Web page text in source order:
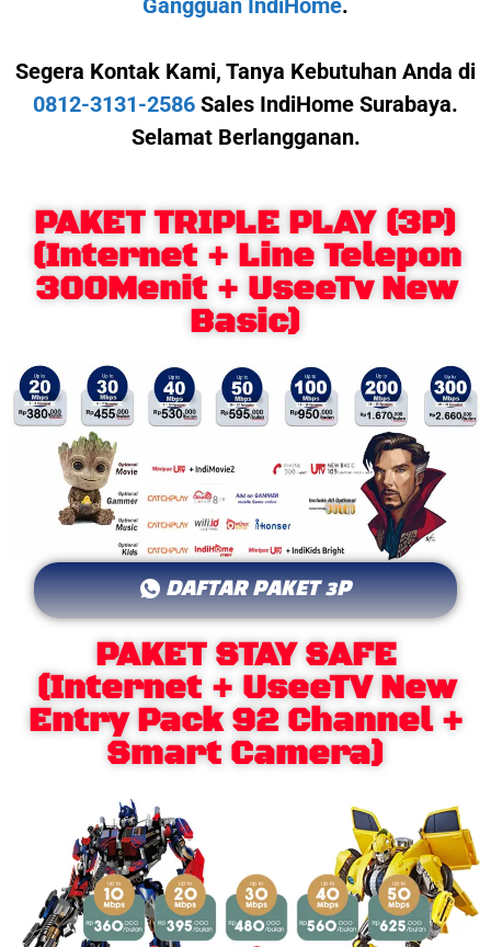
Segera Kontak Kami, Tanya Kebutuhan Anda di
0812-3131-2586 Sales IndiHome Surabaya.
Selamat Berlangganan.
PAKET TRIPLE PLAY (3P)
(Internet + Line Telepon
300Menit + UseeTv New
Basic)
DAFTAR PAKET 3P
PAKET STAY SAFE
(Internet + UseeTV New
Entry Pack 92 Channel +
Smart Camera)